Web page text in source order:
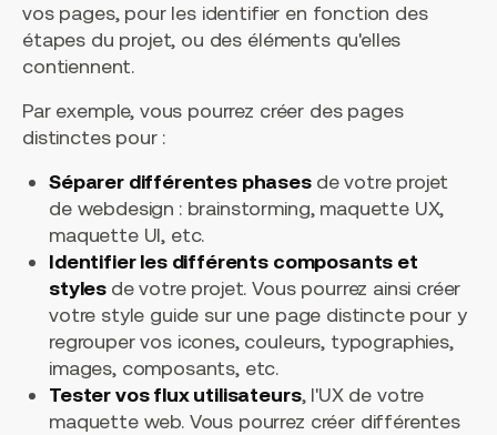
vos pages, pour les identifier en fonction des
étapes du projet, ou des éléments qu'elles
contiennent.
Par exemple, vous pourrez créer des pages
distinctes pour :
Séparer différentes phases de votre projet
de webdesign : brainstorming, maquette UX,
maquette UI, etc.
Identifier les différents composants et
styles de votre projet. Vous pourrez ainsi créer
votre style guide sur une page distincte pour y
regrouper vos icones, couleurs, typographies,
images, composants, etc.
Tester vos flux utilisateurs, l'UX de votre
maquette web. Vous pourrez créer différentes